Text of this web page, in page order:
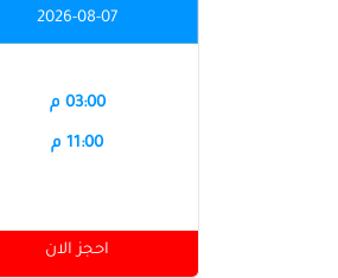
2026-08-07
03:00 م
11:00 م
احجز الان